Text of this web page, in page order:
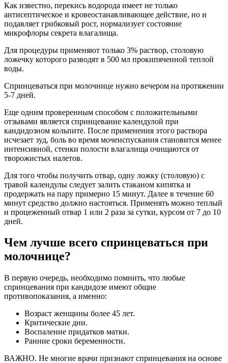
Как известно, перекись водорода имеет не только
антисептическое и кровеостанавливающее действие, но и
подавляет грибковый рост, нормализует состояние
микрофлоры секрета влагалища.
Для процедуры применяют только 3% раствор, столовую
ложечку которого разводят в 500 мл прокипяченной теплой
воды.
Спринцеваться при молочнице нужно вечером на протяжении
5-7 дней.
Еще одним проверенным способом с положительными
отзывами является спринцевание календулой при
кандидозном кольпите. После применения этого раствора
исчезает зуд, боль во время мочеиспускания становится менее
интенсивной, стенки полости влагалища очищаются от
творожистых налетов.
Для того чтобы получить отвар, одну ложку (столовую) с
травой календулы следует залить стаканом кипятка и
продержать на пару примерно 15 минут. Далее в течение 60
минут средство должно настояться. Применять можно теплый
и процеженный отвар 1 или 2 раза за сутки, курсом от 7 до 10
дней.
Чем лучше всего спринцеваться при
молочнице?
В первую очередь, необходимо помнить, что любые
спринцевания при кандидозе имеют общие
противопоказания, а именно:
Возраст женщины более 45 лет.
Критические дни.
Воспаление придатков матки.
Ранние сроки беременности.
ВАЖНО. Не многие врачи признают спринцевания на основе